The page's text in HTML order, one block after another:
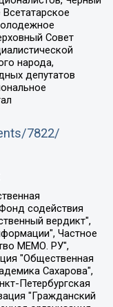
Совет
народа,
депутатов
7822/
Леонидовна, Семенов Алексей Владимирович, Шаинян Карен Багратович, Шульман Екатерина Михайловна, Асафьев Артур Валерьевич, Вахштайн Виктор Семенович, Венедиктов Алексей Алексеевич, Лушникова Екатерина Евгеньевна, Волков Леонид Михайлович, Невзоров Александр Глебович, Пархоменко Сергей Борисович, Сироткин Ярослав Николаевич, Кара-Мурза Владимир Владимирович, Баранова Наталья Владимировна, Гозман Леонид Яковлевич, Кагарлицкий Борис Юльевич, Климарев Михаил Валерьевич, Милов Владимир Станиславович, Автономная некоммерческая организация Краснодарский центр современного искусства "Типография", Моргенштерн Алишер Тагирович, Соболь Любовь Эдуардовна, Общество с ограниченной ответственностью "ЛИЗА НОРМ", Каспаров Гарри Кимович, Ходорковский Михаил Борисович, Общество с ограниченной ответственностью "Апрельские тезисы", Данилович Ирина Брониславовна, Кашин Олег Владимирович, Петров Николай Владимирович, Пивоваров Алексей Владимирович, Соколов Михаил Владимирович, Цветкова Юлия Владимировна, Чичваркин Евгений Александрович, Комитет против пыток/Команда против пыток, Общество с ограниченной ответственностью "Первый научный", Общество с ограниченной ответственностью "Вертолет и ко", Белоцерковская Вероника Борисовна, Кац Максим Евгеньевич, Лазарева Татьяна Юрьевна, Шаведдинов Руслан Табризович, Яшин Илья Валерьевич, Общество с ограниченной ответственностью "Иноагент ААВ", Алешковский Дмитрий Петрович, Альбац Евгения Марковна, Быков Дмитрий Львович, Галямина Юлия Евгеньевна, Лойко Сергей Леонидович, Мартынов Кирилл Константинович, Медведев Сергей Александрович, Крашенинников Федор Геннадиевич, Гордеева Катерина Вл